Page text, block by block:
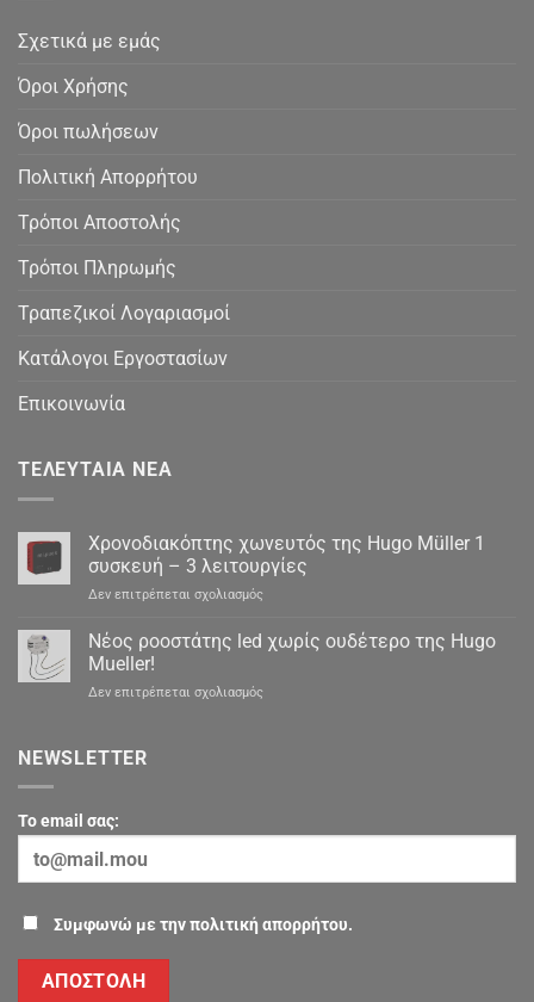
Σχετικά με εμάς
Όροι Χρήσης
Όροι πωλήσεων
Πολιτική Απορρήτου
Τρόποι Αποστολής
Τρόποι Πληρωμής
Τραπεζικοί Λογαριασμοί
Κατάλογοι Εργοστασίων
Επικοινωνία
ΤΕΛΕΥΤΑΊΑ ΝΈΑ
Χρονοδιακόπτης χωνευτός της Hugo Müller 1
συσκευή – 3 λειτουργίες
Δεν επιτρέπεται σχολιασμόςστο
χωνευτός
της
Müller
Νέος ροοστάτης led χωρίς ουδέτερο της Hugo
Mueller!
Δεν επιτρέπεται σχολιασμόςστο
Hugo
NEWSLETTER
To email σας:
Συμφωνώ με την πολιτική απορρήτου.